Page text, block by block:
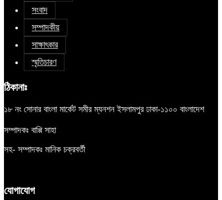
সংবাদ
সম্পাদকীয়
সাক্ষাৎকার
স্মৃতিচারণ
ঠিকানাঃ
১৮ নং সোনার বাংলা মার্কেট সমীর ম্যনশন ইসলামপুর ঢাকা-১১০০ বাংলাদেশ
সম্পাদকঃ বাপ্পি সাহা
সহ- সম্পাদকঃ মানিক চক্রবর্তী
যোগাযোগ